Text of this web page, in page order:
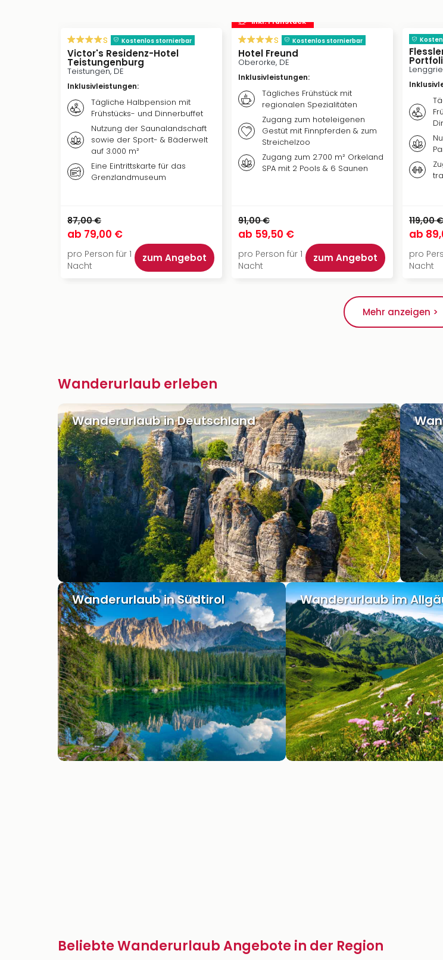
s Kostenlos stornierbar
Victor's Residenz-Hotel
Teistungenburg
Teistungen, DE
Inklusivleistungen:
Tägliche Halbpension mit
Frühstücks- und Dinnerbuffet
Nutzung der Saunalandschaft
sowie der Sport- & Bäderwelt
auf 3.000 m²
Eine Eintrittskarte für das
Grenzlandmuseum
87,00 €
ab 79,00 €
pro Person für 1
Nacht
zum Angebot
inkl. Frühstück
s Kostenlos stornierbar
Hotel Freund
Oberorke, DE
Inklusivleistungen:
Tägliches Frühstück mit
regionalen Spezialitäten
Zugang zum hoteleigenen
Gestüt mit Finnpferden & zum
Streichelzoo
Zugang zum 2.700 m² Orkeland
SPA mit 2 Pools & 6 Saunen
91,00 €
ab 59,50 €
pro Person für 1
Nacht
zum Angebot
119,00 €
ab
pro
Nacht
Mehr anzeigen >
Wanderurlaub erleben
Wanderurlaub in Deutschland
Wanderurlaub in Südtirol Wanderurlaub im
Beliebte Wanderurlaub Angebote in der Region